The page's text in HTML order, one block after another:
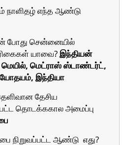
நாளிதழ் எந்த ஆண்டு
போது சென்னையில்
யாவை?இந்தியன்
மெயில், மெட்ராஸ் ஸ்டாண்டர்ட்,
இந்தியா
தேசிய
தொடக்ககால அமைப்பு
ஆண்டு எது?